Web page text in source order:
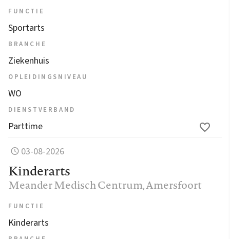
FUNCTIE
Sportarts
BRANCHE
Ziekenhuis
OPLEIDINGSNIVEAU
WO
DIENSTVERBAND
Parttime
03-08-2026
Kinderarts
Meander Medisch Centrum, Amersfoort
FUNCTIE
Kinderarts